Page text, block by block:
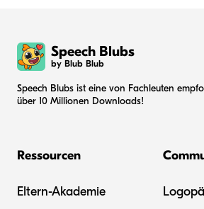
Speech Blubs
by Blub Blub
Speech Blubs ist eine von Fachleuten
über 10 Millionen Downloads!
Ressourcen
Eltern-Akademie